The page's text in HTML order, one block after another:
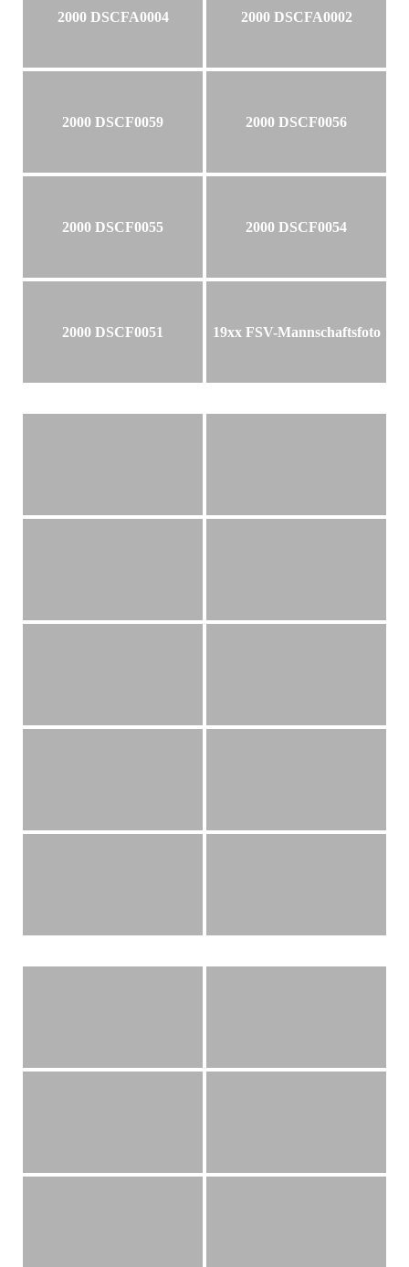
2000 DSCFA0004 2000 DSCFA0002
2000 DSCF0059 2000 DSCF0056
2000 DSCF0055 2000 DSCF0054
2000 DSCF0051 19xx FSV-Mannschaftsfoto